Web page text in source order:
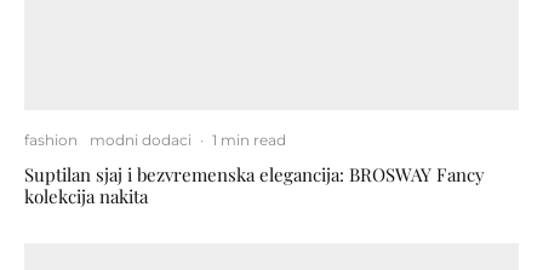
fashion modni dodaci · 1 min read
Suptilan sjaj i bezvremenska elegancija: BROSWAY Fancy
kolekcija nakita